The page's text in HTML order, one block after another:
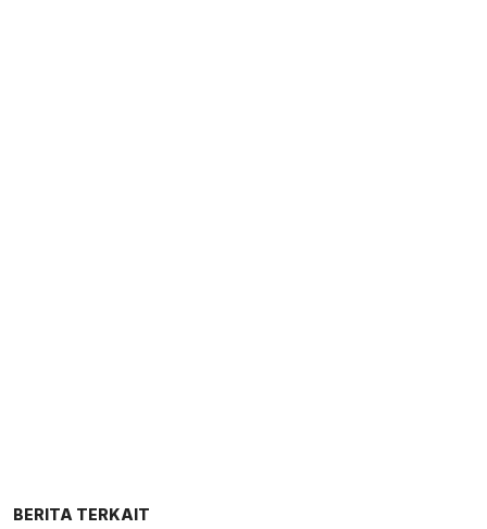
BERITA TERKAIT